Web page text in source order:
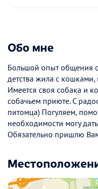
Обо мне
Большой опыт общения
детства жила с кошками,
Имеется своя собака и
собачьем приюте. С
питомца) Погуляем,
необходимости могу
Обязательно пришлю